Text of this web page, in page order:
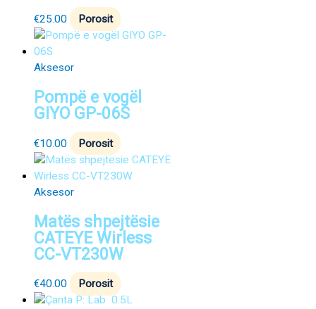
€25.00 Porosit
Aksesor
Pompë e vogël
GIYO GP-06S
€10.00 Porosit
Aksesor
Matës shpejtësie
CATEYE Wirless
CC-VT230W
€40.00 Porosit